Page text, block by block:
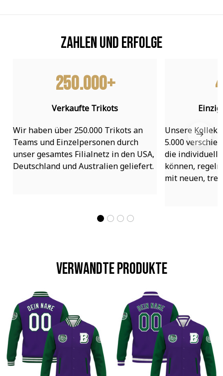
Zahlen und Erfolge
250.000+
Verkaufte Trikots
Wir haben über 250.000 Trikots an
Teams und Einzelpersonen durch
unser gesamtes Filialnetz in den USA,
Deutschland und Australien geliefert.
Unsere
5.000
die individuell
können,
mit neuen,
Verwandte Produkte